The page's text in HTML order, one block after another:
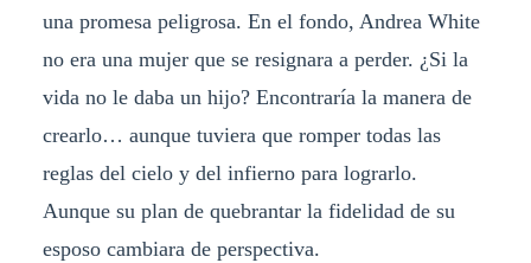
una promesa peligrosa. En el fondo, Andrea White
no era una mujer que se resignara a perder. ¿Si la
vida no le daba un hijo? Encontraría la manera de
crearlo… aunque tuviera que romper todas las
reglas del cielo y del infierno para lograrlo.
Aunque su plan de quebrantar la fidelidad de su
esposo cambiara de perspectiva.